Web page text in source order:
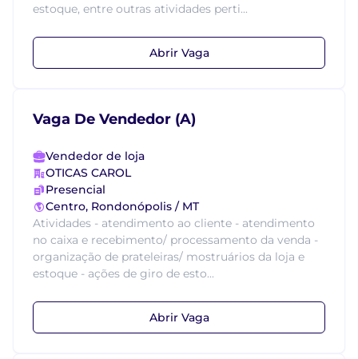
estoque, entre outras atividades perti...
Abrir Vaga
Vaga De Vendedor (A)
Vendedor de loja
OTICAS CAROL
Presencial
Centro, Rondonópolis / MT
Atividades - atendimento ao cliente - atendimento
no caixa e recebimento/ processamento da venda -
organização de prateleiras/ mostruários da loja e
estoque - ações de giro de esto...
Abrir Vaga